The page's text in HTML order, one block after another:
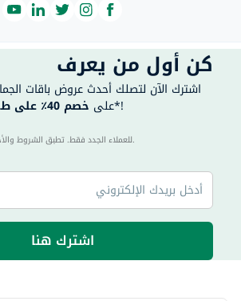
كن أول من يعرف
اشترك الآن لتصلك أحدث عروض باقات
على خصم 40٪ على طلبك الأول مباشرةً*!
40 للعملاء الجدد فقط. تطبق الشروط والأحكام.
اشترك هنا